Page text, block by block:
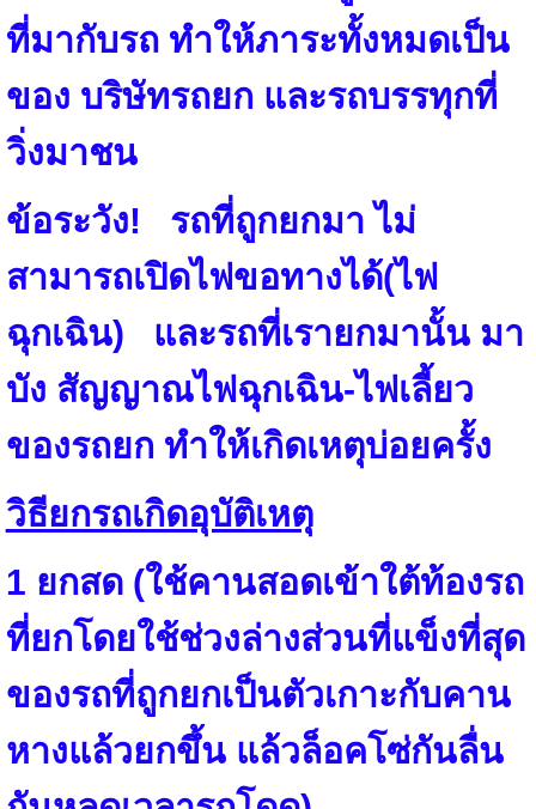
ที่มากับรถ ทำให้ภาระทั้งหมดเป็น
ของ บริษัทรถยก และรถบรรทุกที่
วิ่งมาชน
ข้อระวัง! รถที่ถูกยกมา ไม่
สามารถเปิดไฟขอทางได้(ไฟ
ฉุกเฉิน) และรถที่เรายกมานั้น มา
บัง สัญญาณไฟฉุกเฉิน-ไฟเลี้ยว
ของรถยก ทำให้เกิดเหตุบ่อยครั้ง
วิธียกรถเกิดอุบัติเหตุ
1 ยกสด (ใช้คานสอดเข้าใต้ท้องรถ
ที่ยกโดยใช้ช่วงล่างส่วนที่แข็งที่สุด
ของรถที่ถูกยกเป็นตัวเกาะกับคาน
หางแล้วยกขึ้น แล้วล็อคโซ่กันลื่น